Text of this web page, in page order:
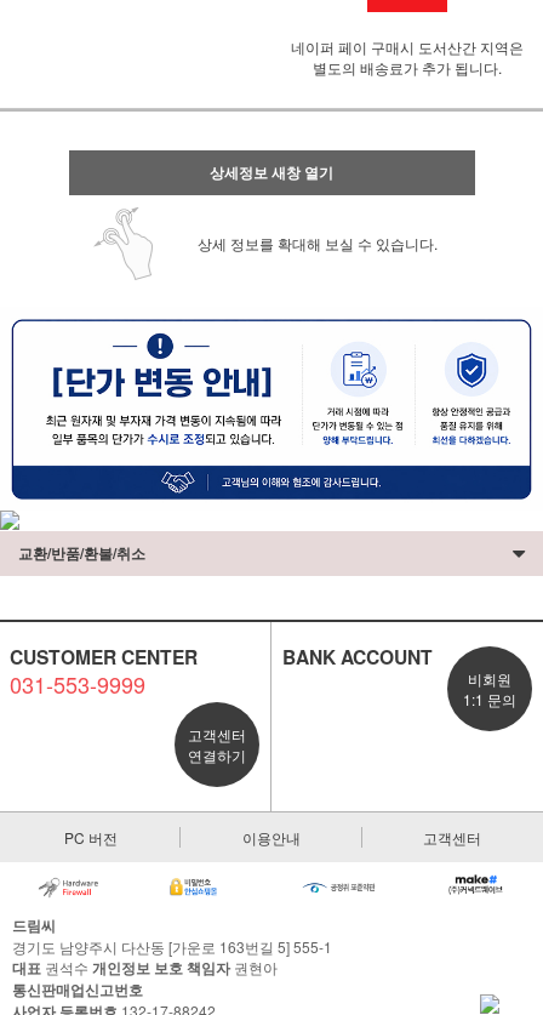
네이퍼 페이 구매시 도서산간 지역은
별도의 배송료가 추가 됩니다.
상세정보 새창 열기
상세 정보를 확대해 보실 수 있습니다.
교환/반품/환불/취소
CUSTOMER CENTER
031-553-9999
고객센터
연결하기
BANK ACCOUNT
비회원
1:1 문의
PC 버전 이용안내 고객센터
드림씨
경기도 남양주시 다산동 [가운로 163번길 5] 555-1
대표 권석수 개인정보 보호 책임자권현아
통신판매업신고번호